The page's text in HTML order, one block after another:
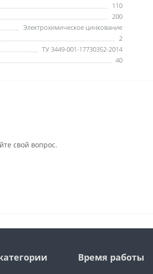
110
200
Электрохимическое цинкование
2
ТУ 3449-001-17730352-2014
40
свой вопрос.
Время работы